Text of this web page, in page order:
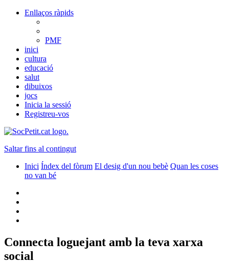
Enllaços ràpids
PMF
inici
cultura
educació
salut
dibuixos
jocs
Inicia la sessió
Registreu-vos
Saltar fins al contingut
Inici Índex del fòrum El desig d'un nou bebè Quan les coses
no van bé
Connecta loguejant amb la teva xarxa
social